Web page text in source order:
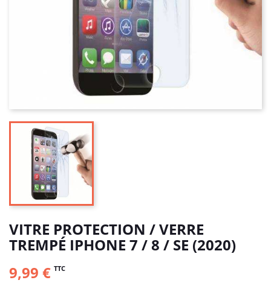
VITRE PROTECTION / VERRE
TREMPÉ IPHONE 7 / 8 / SE (2020)
9,99 € TTC